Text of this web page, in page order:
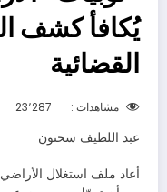
يُكافأ كشف
القضائية
مشاهدات : 23٬287
عبد اللطيف سحنون
أعاد ملف استغلال